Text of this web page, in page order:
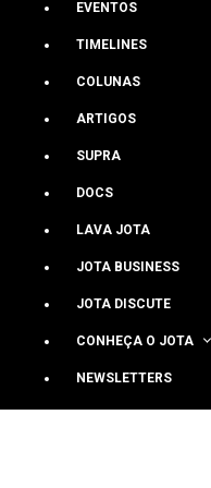
EVENTOS
TIMELINES
COLUNAS
ARTIGOS
SUPRA
DOCS
LAVA JOTA
JOTA BUSINESS
JOTA DISCUTE
CONHEÇA O JOTA
NEWSLETTERS
QUEM SOMOS
FALE CONOSCO